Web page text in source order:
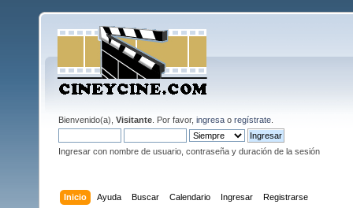
Bienvenido(a), Visitante . Por favor, ingresa o regístrate
Ingresar con nombre de usuario, contraseña y duración de la sesión
Inicio Ayuda Buscar Calendario Ingresar Registrarse